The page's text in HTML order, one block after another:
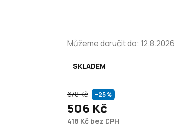
678 Kč –25 %
506 Kč
418 Kč bez DPH
SKLADEM
Můžeme doručit do: 12.8.2026